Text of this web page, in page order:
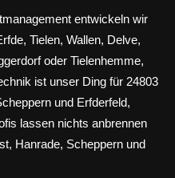
entwickeln wir
Tielen, Wallen, Delve,
oder Tielenhemme,
ist unser Ding für 24803
und Erfderfeld,
lassen nichts anbrennen
Hanrade, Scheppern und